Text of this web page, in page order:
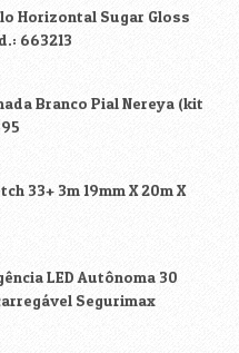
Horizontal Sugar Gloss
663213
Branco Pial Nereya (kit
33+ 3m 19mm X 20m X
LED Autônoma 30
Segurimax